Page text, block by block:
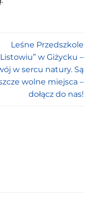
Leśne Przedszkole
Listowiu” w Giżycku –
w sercu natury. Są
wolne miejsca –
dołącz do nas!